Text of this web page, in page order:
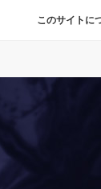
このサイトに